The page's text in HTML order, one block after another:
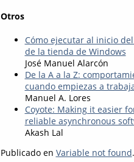
Otros
Cómo ejecutar al inicio
de la tienda de Windows
José Manuel Alarcón
De la A a la Z:
cuando empiezas a
Manuel A. Lores
Coyote: Making it easier
reliable asynchronous
Akash Lal
Publicado en Variable not found.